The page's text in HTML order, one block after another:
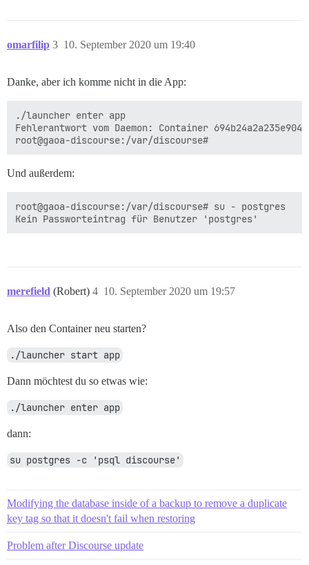
omarfilip 10. September 2020 um 19:40
3
Danke, aber ich komme nicht in die App:
./launcher enter app
Fehlerantwort vom Daemon: Container
Und außerdem:
root@gaoa-discourse:/var/discourse# su - postgres
merefield (Robert) 10. September 2020 um 19:57
4
Also den Container neu starten?
./launcher start app
Dann möchtest du so etwas wie:
./launcher enter app
dann:
su postgres -c 'psql discourse'
Modifying the database inside of a backup to remove a duplicate
key tag so that it doesn't fail when restoring
Problem after Discourse update